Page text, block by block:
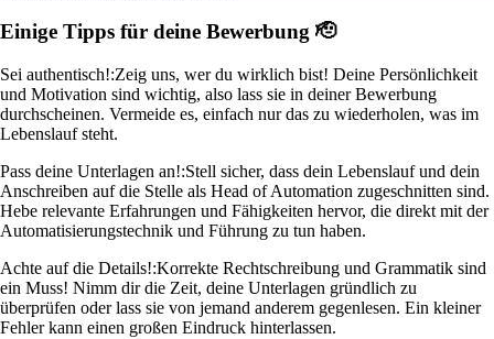
Einige Tipps für deine Bewerbung 🫡
Sei authentisch!:Zeig uns, wer du wirklich bist! Deine Persönlichkeit
und Motivation sind wichtig, also lass sie in deiner Bewerbung
durchscheinen. Vermeide es, einfach nur das zu wiederholen, was im
Lebenslauf steht.
Pass deine Unterlagen an!:Stell sicher, dass dein Lebenslauf und dein
Anschreiben auf die Stelle als Head of Automation zugeschnitten sind.
Hebe relevante Erfahrungen und Fähigkeiten hervor, die direkt mit der
Automatisierungstechnik und Führung zu tun haben.
Achte auf die Details!:Korrekte Rechtschreibung und Grammatik sind
ein Muss! Nimm dir die Zeit, deine Unterlagen gründlich zu
überprüfen oder lass sie von jemand anderem gegenlesen. Ein kleiner
Fehler kann einen großen Eindruck hinterlassen.